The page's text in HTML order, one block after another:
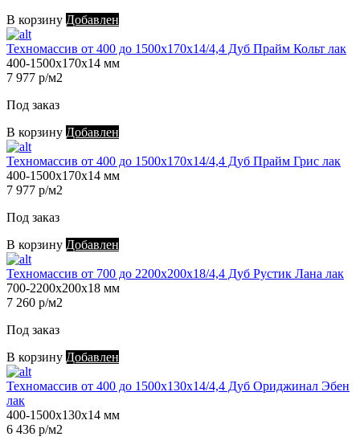
В корзину Добавлен
Техномассив от 400 до 1500х170х14/4,4 Дуб Прайм Кольт лак
400-1500х170х14 мм
7 977 р/м2
Под заказ
В корзину Добавлен
Техномассив от 400 до 1500х170х14/4,4 Дуб Прайм Грис лак
400-1500х170х14 мм
7 977 р/м2
Под заказ
В корзину Добавлен
Техномассив от 700 до 2200х200х18/4,4 Дуб Рустик Лана лак
700-2200х200х18 мм
7 260 р/м2
Под заказ
В корзину Добавлен
Техномассив от 400 до 1500х130х14/4,4 Дуб Ориджинал Эбен
лак
400-1500х130х14 мм
6 436 р/м2